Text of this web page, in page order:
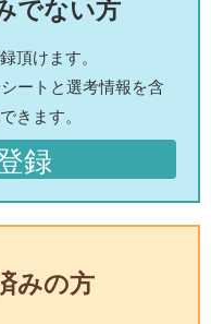
でない方
頂けます。
ートと選考情報を含
きます。
録
みの方